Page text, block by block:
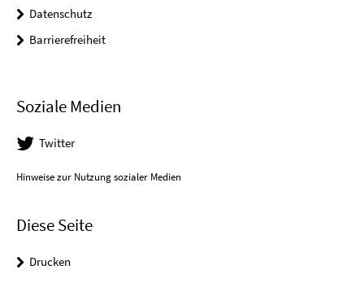
Datenschutz
Barrierefreiheit
Soziale Medien
Twitter
Hinweise zur Nutzung sozialer Medien
Diese Seite
Drucken